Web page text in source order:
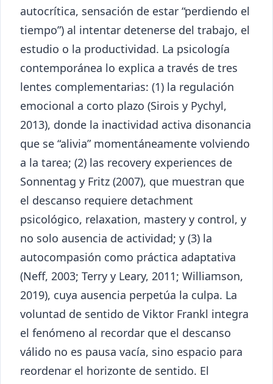
autocrítica, sensación de estar “perdiendo el
tiempo”) al intentar detenerse del trabajo, el
estudio o la productividad. La psicología
contemporánea lo explica a través de tres
lentes complementarias: (1) la regulación
emocional a corto plazo (Sirois y Pychyl,
2013), donde la inactividad activa disonancia
que se “alivia” momentáneamente volviendo
a la tarea; (2) las recovery experiences de
Sonnentag y Fritz (2007), que muestran que
el descanso requiere detachment
psicológico, relaxation, mastery y control, y
no solo ausencia de actividad; y (3) la
autocompasión como práctica adaptativa
(Neff, 2003; Terry y Leary, 2011; Williamson,
2019), cuya ausencia perpetúa la culpa. La
voluntad de sentido de Viktor Frankl integra
el fenómeno al recordar que el descanso
válido no es pausa vacía, sino espacio para
reordenar el horizonte de sentido. El